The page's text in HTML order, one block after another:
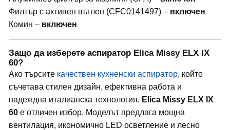
Филтър с активен въглен (CFC0141497) – включен
Комин – включен
Защо да изберете аспиратор Elica Missy ELX IX
60?
Ако търсите качествен кухненски аспиратор, който
съчетава стилен дизайн, ефективна работа и
надеждна италианска технология, Elica Missy ELX IX
60 е отличен избор. Моделът предлага мощна
вентилация, икономично LED осветление и лесно